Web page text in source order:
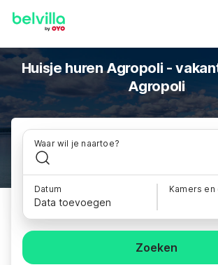
Huisje huren Agropoli -
Agropoli
Waar wil je naartoe?
Datum
Data toevoegen
Kamers en
Zoeken